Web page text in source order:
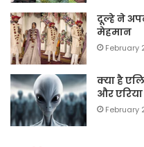
दूल्हे ने
मेहमान
February
क्या है
और एरिया
February